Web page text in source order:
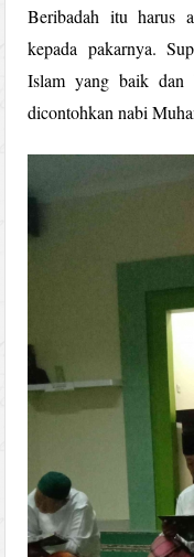
Beribadah itu harus
kepada pakarnya.
Islam yang baik dan
dicontohkan nabi